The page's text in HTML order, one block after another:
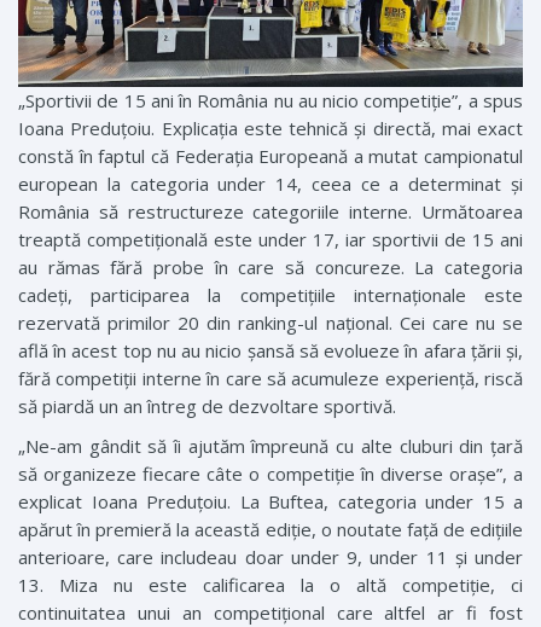
„Sportivii de 15 ani în România nu au nicio competiție”, a spus
­Ioana Preduțoiu. Explicația este tehnică și directă, mai exact
constă în faptul că Federația Europeană a mutat campionatul
european la categoria ­under 14, ceea ce a determinat și
România să restructureze categoriile interne. Următoarea
treaptă competițională este under 17, iar sportivii de 15 ani
au rămas fără probe în care să concureze. La categoria
cadeți, participarea la competițiile internaționale este
rezervată primilor 20 din ­ranking-ul național. Cei care nu se
află în acest top nu au nicio șansă să evolueze în afara țării și,
fără competiții interne în care să acumuleze experiență, riscă
să piardă un an întreg de dezvoltare sportivă.
„Ne-am gândit să îi ajutăm împreună cu alte cluburi din țară
să organizeze fiecare câte o competiție în diverse orașe”, a
explicat Ioana Preduțoiu. La Buftea, categoria under 15 a
apărut în premieră la această ediție, o noutate față de edițiile
anterioare, care includeau doar under 9, under 11 și under
13. Miza nu este calificarea la o altă competiție, ci
continuitatea unui an competițional care altfel ar fi fost